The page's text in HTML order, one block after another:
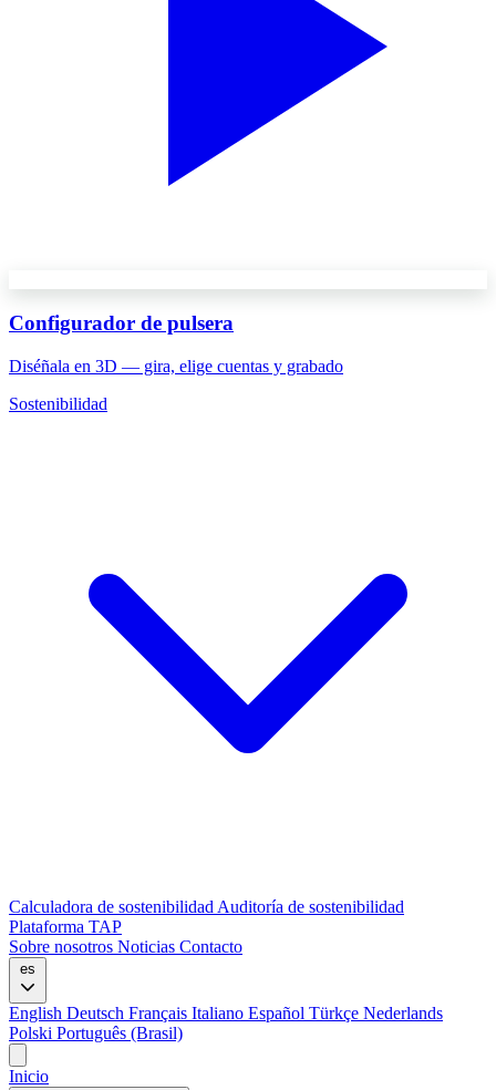
Configurador de pulsera
Diséñala en 3D — gira, elige cuentas y grabado
Sostenibilidad
Calculadora de sostenibilidad Auditoría de sostenibilidad
Plataforma TAP
Sobre nosotros Noticias Contacto
es
English Deutsch Français Italiano Español Türkçe Nederlands
Polski Português (Brasil)
Inicio